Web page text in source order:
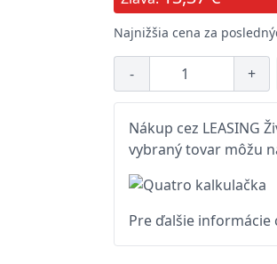
Najnižšia cena za
- +
Nákup cez LEASING
vybraný tovar môžu
Pre ďalšie informácie